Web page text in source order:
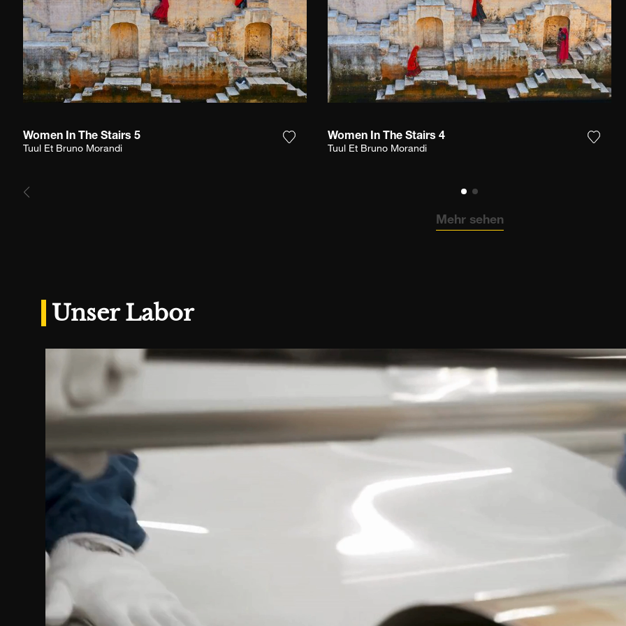
Women In The Stairs 5
Tuul Et Bruno Morandi Fügen Sie das Foto meiner Wunschliste hinzu
Women In The Stairs 4
Tuul Et Bruno Morandi
Mehr sehen
Unser Labor